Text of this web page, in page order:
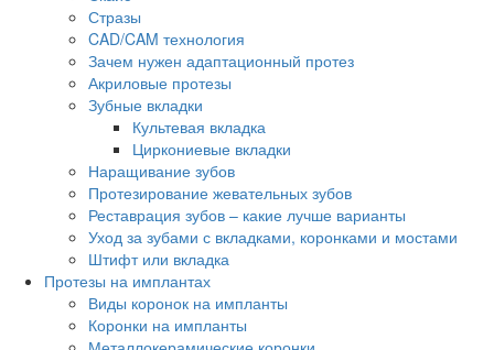
Стразы
CAD/CAM технология
Зачем нужен адаптационный протез
Акриловые протезы
Зубные вкладки
Культевая вкладка
Циркониевые вкладки
Наращивание зубов
Протезирование жевательных зубов
Реставрация зубов – какие лучше варианты
Уход за зубами с вкладками, коронками и мостами
Штифт или вкладка
Протезы на имплантах
Виды коронок на импланты
Коронки на импланты